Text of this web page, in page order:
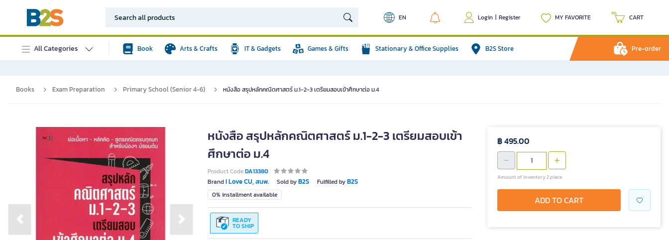
EN Login | Register MY FAVORITE CART
All Categories Book Arts & Crafts IT & Gadgets Games & Gifts Stationary & Office Supplies B2S Store Pre-order
Books Exam Preparation Primary School (Senior 4-6) หนังสือ สรุปหลักคณิตศาสตร์ ม.1-2-3 เตรียมสอบเข้าศึกษาต่อ ม.4
Previous slide Next slide
หนังสือ สรุปหลักคณิตศาสตร์ ม.1-2-3 เตรียมสอบเข้า
ศึกษาต่อ ม.4
Product CodeDA13380
BrandI Love CU, สนพ. Sold byB2S Fulfilled byB2S
0% installment available
READY
TO SHIP
฿ 495.00
Amount of inventory 2 piece
ADD TO CART